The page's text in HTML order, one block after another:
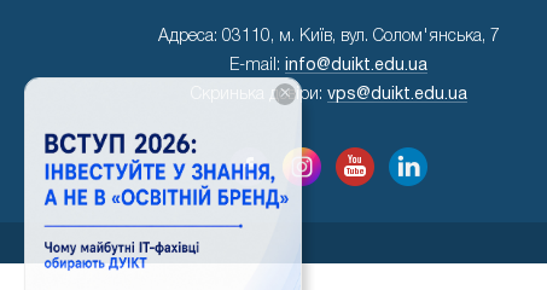
Адреса: 03110, м. Київ, вул. Солом'янська, 7
E-mail: info@duikt.edu.ua
Скринька довіри: vps@duikt.edu.ua
×